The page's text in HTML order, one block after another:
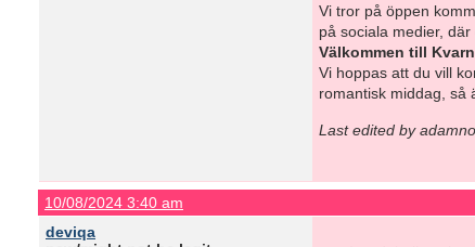
Vi tror på öppen
på sociala medier,
Välkommen till
Vi hoppas att du vill
romantisk middag, så
Last edited by
10/08/2024 3:40 am
deviqa